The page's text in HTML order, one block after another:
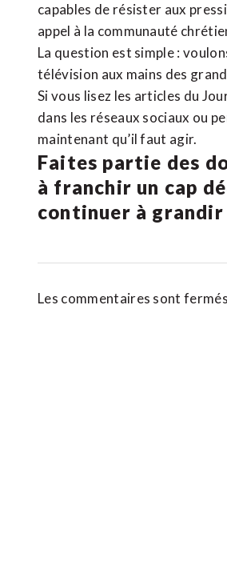
capables de résister aux
appel à la communauté
La question est simple :
télévision aux mains des
Si vous lisez les articles du
dans les réseaux sociaux ou
maintenant qu’il faut agir.
Faites partie des
à franchir un cap
continuer à grandir
Les commentaires sont